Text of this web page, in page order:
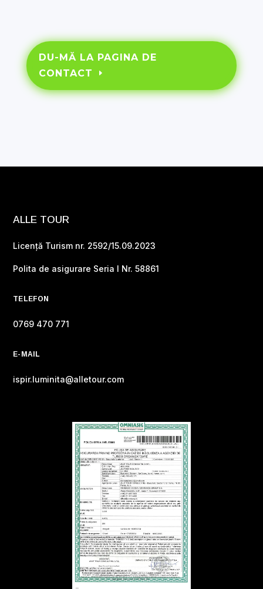
DU-MĂ LA PAGINA DE
CONTACT
ALLE TOUR
Licență Turism nr. 2592/15.09.2023
Polita de asigurare Seria I Nr. 58861
TELEFON
0769 470 771
E-MAIL
ispir.luminita@alletour.com